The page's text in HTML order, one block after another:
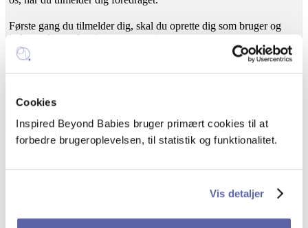
Cookies
Inspired Beyond Babies bruger primært cookies til at
forbedre brugeroplevelsen, til statistik og funktionalitet.
Vis detaljer
Første gang du tilmelder dig, skal du oprette dig som bruger og
indtaste dine oplysninger som angivet.
Foredraget er afholdt
Mandag den 22. februar 2021 kl. 10:00 – 12:00